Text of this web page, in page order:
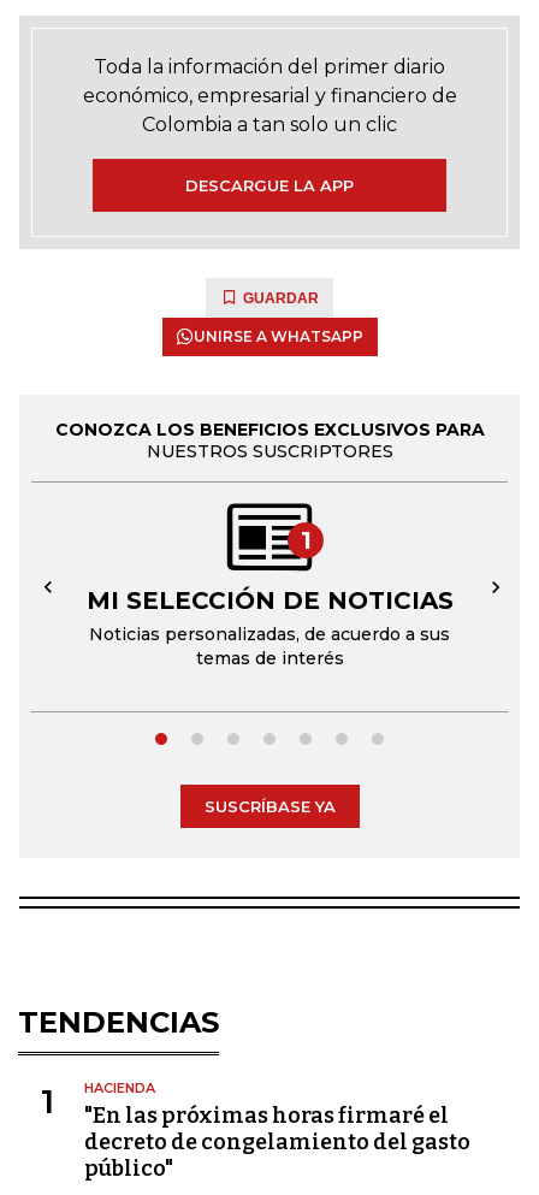
Toda la información del primer diario
económico, empresarial y financiero de
Colombia a tan solo un clic
DESCARGUE LA APP
GUARDAR
UNIRSE A WHATSAPP
CONOZCA LOS BENEFICIOS EXCLUSIVOS PARA
NUESTROS SUSCRIPTORES
1
MI SELECCIÓN DE NOTICIAS
Noticias personalizadas, de acuerdo a sus
temas de interés
← →
SUSCRÍBASE YA
TENDENCIAS
1 HACIENDA
"En las próximas horas firmaré el
decreto de congelamiento del gasto
público"